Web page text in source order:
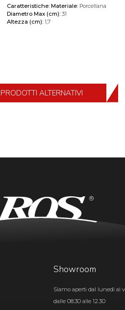
Caratteristiche: Materiale: Porcellana
Diametro Max (cm): 31
Altezza (cm): 1,7
PRODOTTI ALTERNATIVI
Showroom
Siamo aperti dal lunedì al
dalle 08.30 alle 12.30